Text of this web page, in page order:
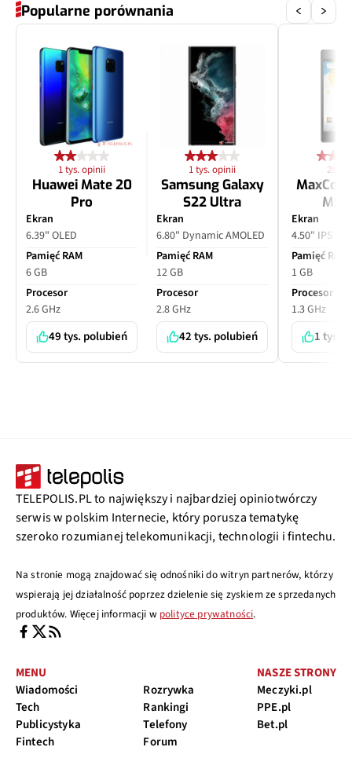
Popularne porównania
1 tys. opinii
Huawei Mate 20
Pro
Ekran
6.39" OLED
Pamięć RAM
6 GB
Procesor
2.6 GHz
49 tys. polubień
1 tys. opinii
Samsung Galaxy
S22 Ultra
Ekran
6.80" Dynamic AMOLED
Pamięć RAM
12 GB
Procesor
2.8 GHz
42 tys. polubień
28
Ekran
4.50" IPS
Pamięć RAM
1 GB
Procesor
1.3 GHz
1 tys.
TELEPOLIS.PL to największy i najbardziej opiniotwórczy
serwis w polskim Internecie, który porusza tematykę
szeroko rozumianej telekomunikacji, technologii i fintechu.
Na stronie mogą znajdować się odnośniki do witryn partnerów, którzy
wspierają jej działalność poprzez dzielenie się zyskiem ze sprzedanych
produktów. Więcej informacji w polityce prywatności.
MENU
Wiadomości
Tech
Publicystyka
Fintech
Rozrywka
Rankingi
Telefony
Forum
NASZE STRONY
Meczyki.pl
PPE.pl
Bet.pl